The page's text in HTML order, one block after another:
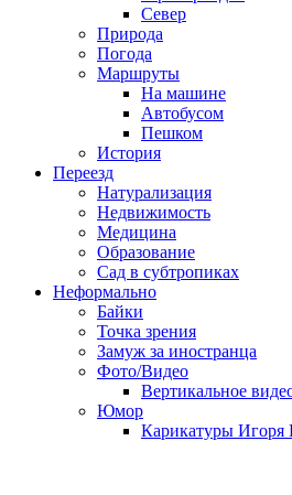
Север
Природа
Погода
Маршруты
На машине
Автобусом
Пешком
История
Переезд
Натурализация
Недвижимость
Медицина
Образование
Сад в субтропиках
Неформально
Байки
Точка зрения
Замуж за иностранца
Фото/Видео
Вертикальное
Юмор
Карикатуры Игоря